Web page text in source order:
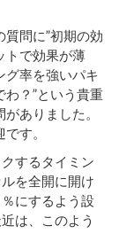
質問に”初期の効
トで効果が薄
グ率を強いパキ
わ？”という貴重
ありました。
す。
するタイミン
を全開に開け
にするよう設
は、このよう